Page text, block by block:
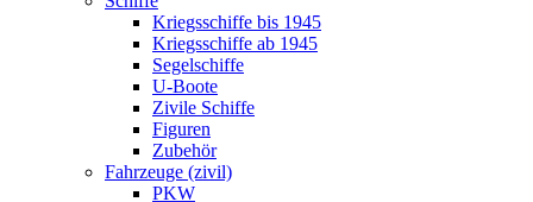
Kriegsschiffe bis 1945
Kriegsschiffe ab 1945
Segelschiffe
U-Boote
Zivile Schiffe
Figuren
Zubehör
Fahrzeuge (zivil)
PKW